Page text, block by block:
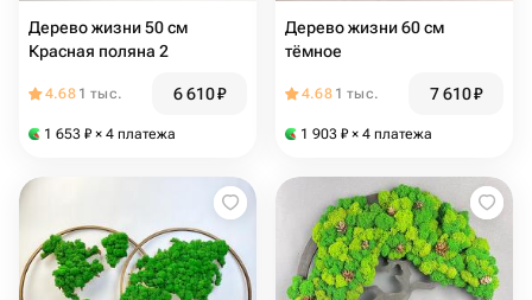
Дерево жизни 50 см
Красная поляна 2
4.68 1 тыс. 6 610₽
1 653 ₽ × 4 платежа
Дерево жизни 60 см
тёмное
4.68 1 тыс. 7 610₽
1 903 ₽ × 4 платежа